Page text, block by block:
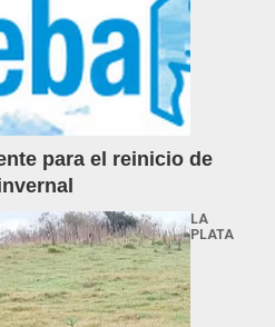
para el reinicio de
LA
PLATA